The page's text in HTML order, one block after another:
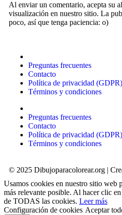
Al enviar un comentario, acepta su
visualización en nuestro sitio. La
poco, así que tenga paciencia: o)
Preguntas frecuentes
Contacto
Política de privacidad (GDPR)
Términos y condiciones
Preguntas frecuentes
Contacto
Política de privacidad (GDPR)
Términos y condiciones
© 2025 Dibujoparacolorear.org |
Usamos cookies en nuestro sitio web
más relevante posible. Al hacer clic
de TODAS las cookies. Leer más
Configuración de cookies Aceptar